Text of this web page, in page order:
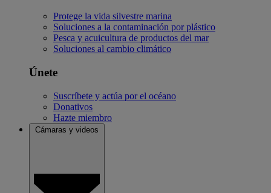
Protege la vida silvestre marina
Soluciones a la contaminación por plástico
Pesca y acuicultura de productos del mar
Soluciones al cambio climático
Únete
Suscríbete y actúa por el océano
Donativos
Hazte miembro
Cámaras y videos